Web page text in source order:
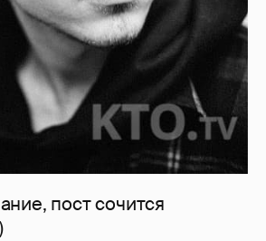
пост сочится